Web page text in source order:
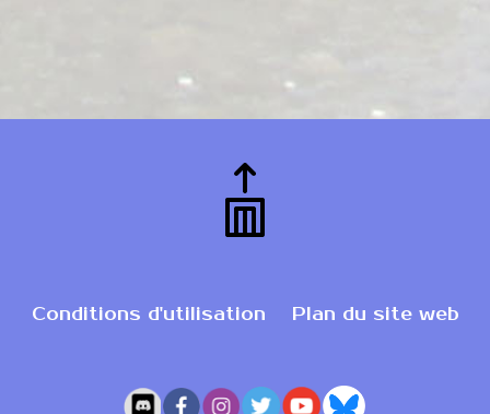
Conditions d'utilisation Plan du site web